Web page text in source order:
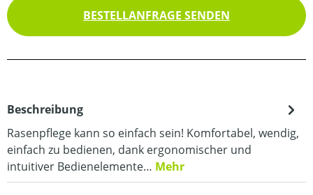
BESTELLANFRAGE SENDEN
Beschreibung
Rasenpflege kann so einfach sein! Komfortabel, wendig,
einfach zu bedienen, dank ergonomischer und
intuitiver Bedienelemente… Mehr